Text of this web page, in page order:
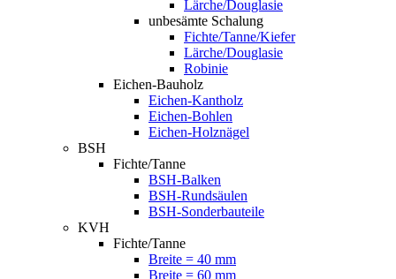
Lärche/Douglasie
unbesämte Schalung
Fichte/Tanne/Kiefer
Lärche/Douglasie
Robinie
Eichen-Bauholz
Eichen-Kantholz
Eichen-Bohlen
Eichen-Holznägel
BSH
Fichte/Tanne
BSH-Balken
BSH-Rundsäulen
BSH-Sonderbauteile
KVH
Fichte/Tanne
Breite = 40 mm
Breite = 60 mm